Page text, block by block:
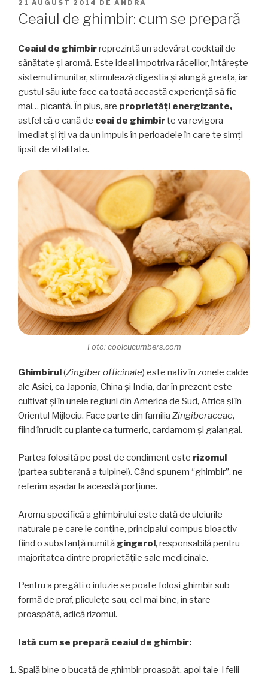
PE
21 AUGUST 2014 DE ANDRA
Ceaiul de ghimbir: cum se prepară
Ceaiul de ghimbirreprezintă un adevărat cocktail de
sănătate și aromă. Este ideal impotriva răcelilor, întărește
sistemul imunitar, stimulează digestia și alungă greața, iar
gustul său iute face ca toată această experiență să fie
mai… picantă. În plus, are proprietăți energizante,
astfel că o cană de ceai de ghimbirte va revigora
imediat și îți va da un impuls în perioadele în care te simți
lipsit de vitalitate.
Foto: coolcucumbers.com
Ghimbirul(Zingiber officinale) este nativ în zonele calde
ale Asiei, ca Japonia, China și India, dar în prezent este
cultivat și în unele regiuni din America de Sud, Africa și în
Orientul Mijlociu. Face parte din familia Zingiberaceae,
fiind înrudit cu plante ca turmeric, cardamom și galangal.
Partea folosită pe post de condiment este rizomul
(partea subterană a tulpinei). Când spunem “ghimbir”, ne
referim așadar la această porțiune.
Aroma specifică a ghimbirului este dată de uleiurile
naturale pe care le conține, principalul compus bioactiv
fiind o substanță numităgingerol, responsabilă pentru
majoritatea dintre proprietățile sale medicinale.
Pentru a pregăti o infuzie se poate folosi ghimbir sub
formă de praf, pliculețe sau, cel mai bine, în stare
proaspătă, adică rizomul.
Iată cum se prepară ceaiul de ghimbir:
Spală bine o bucată de ghimbir proaspăt, apoi taie-l felii